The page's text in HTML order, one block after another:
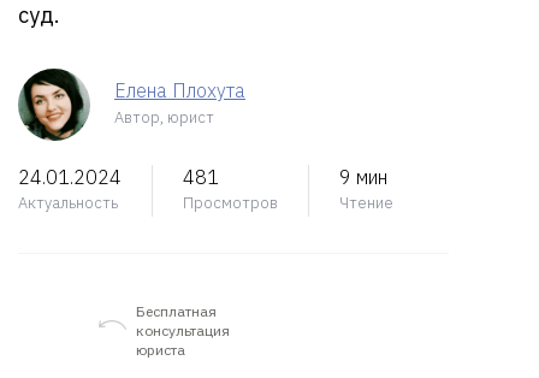
суд.
Елена Плохута
Автор, юрист
24.01.2024
Актуальность
481
Просмотров
9 мин
Чтение
Бесплатная
консультация
юриста